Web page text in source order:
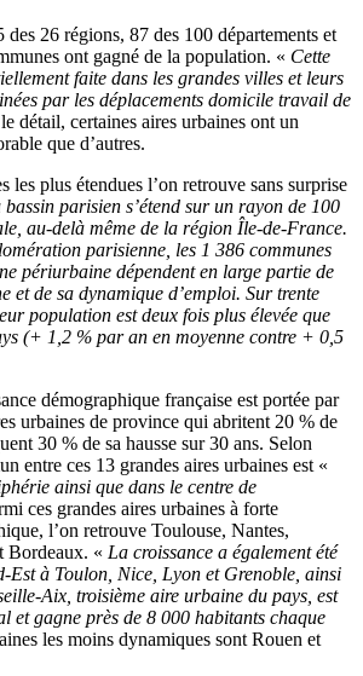
26 régions, 87 des 100 départements et
ont gagné de la population. « Cette
faite dans les grandes villes et leurs
par les déplacements domicile travail de
détail, certaines aires urbaines ont un
que d’autres.
les plus étendues l’on retrouve sans surprise
bassin parisien s’étend sur un rayon de 100
au-delà même de la région Île-de-France.
parisienne, les 1 386 communes
périurbaine dépendent en large partie de
et de sa dynamique d’emploi. Sur trente
population est deux fois plus élevée que
(+ 1,2 % par an en moyenne contre + 0,5
démographique française est portée par
urbaines de province qui abritent 20 % de
30 % de sa hausse sur 30 ans. Selon
entre ces 13 grandes aires urbaines est «
ainsi que dans le centre de
ces grandes aires urbaines à forte
l’on retrouve Toulouse, Nantes,
Bordeaux. « La croissance a également été
Est à Toulon, Nice, Lyon et Grenoble, ainsi
Aix, troisième aire urbaine du pays, est
et gagne près de 8 000 habitants chaque
les moins dynamiques sont Rouen et